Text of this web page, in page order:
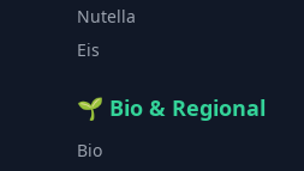
Nutella
Eis
🌱 Bio & Regional
Bio